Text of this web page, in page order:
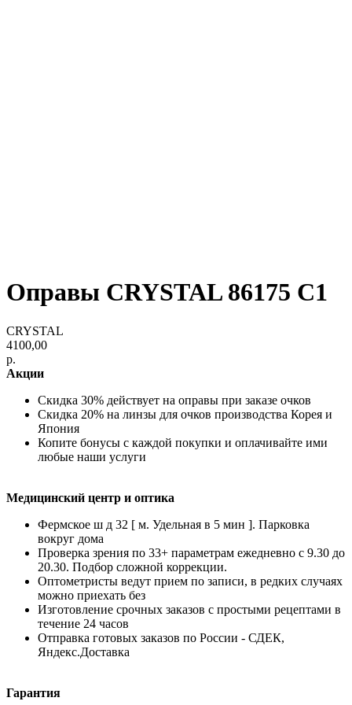
Оправы CRYSTAL 86175 C1
CRYSTAL
4100,00
р.
Акции
Скидка 30% действует на оправы при заказе очков
Скидка 20% на линзы для очков производства Корея и
Япония
Копите бонусы с каждой покупки и оплачивайте ими
любые наши услуги
Медицинский центр и оптика
Фермское ш д 32 [ м. Удельная в 5 мин ]. Парковка
вокруг дома
Проверка зрения по 33+ параметрам ежедневно с 9.30 до
20.30. Подбор сложной коррекции.
Оптометристы ведут прием по записи, в редких случаях
можно приехать без
Изготовление срочных заказов с простыми рецептами в
течение 24 часов
Отправка готовых заказов по России - СДЕК,
Яндекс.Доставка
Гарантия